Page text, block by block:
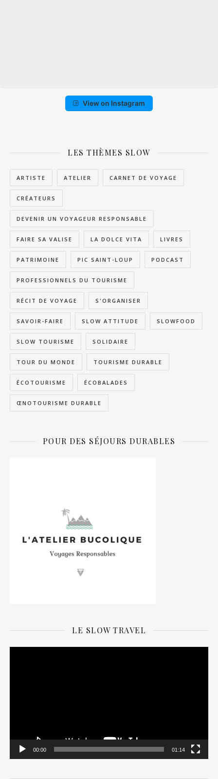
View on Instagram
LES THÈMES SLOW
ARTISTE ATELIER CARNET DE VOYAGE
CRÉATEURS
DEVENIR UN VOYAGEUR RESPONSABLE
FAIRE SA VALISE LA DOLCE VITA LIVRES
PATRIMOINE PIC SAINT-LOUP PODCAST
PROFESSIONNELS DU TOURISME
RÉCIT DE VOYAGE S'ORGANISER
SAVOIR-FAIRE SLOW ATTITUDE SLOWFOOD
SLOW TOURISME SOLIDAIRE
TOUR DU MONDE TOURISME DURABLE
ÉCOTOURISME ÉCOBALADES
ŒNOTOURISME DURABLE
POUR DES SÉJOURS DURABLES
LE SLOW TRAVEL
00:00 01:14